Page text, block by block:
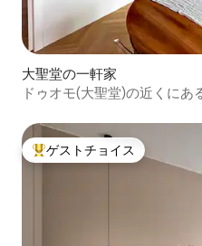
大聖堂の一軒家
ドゥオモ(大聖堂)の近くにあ
大好評のゲストチョイスです。
ゲストチョイス